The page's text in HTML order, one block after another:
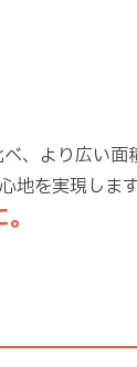
、より広い面
を実現します